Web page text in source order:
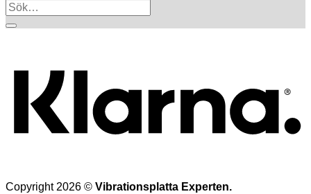
Copyright 2026 © Vibrationsplatta Experten.